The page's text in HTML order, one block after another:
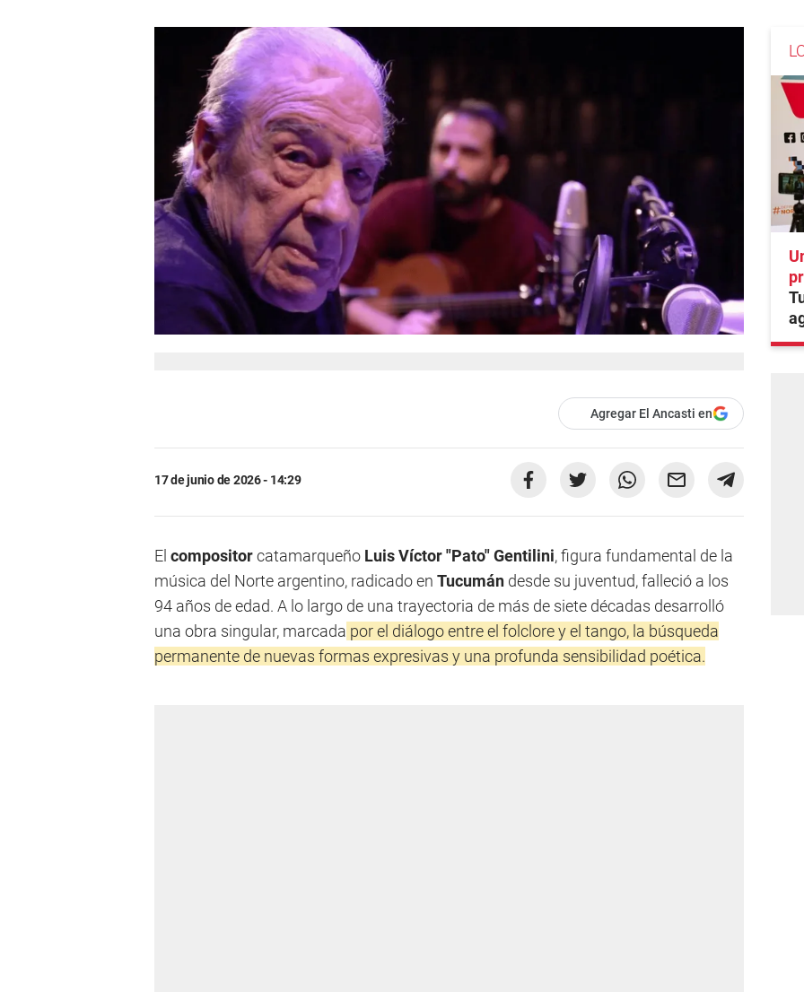
Agregar El Ancasti en
17 de junio de 2026 - 14:29
El compositorcatamarqueño Luis Víctor "Pato" Gentilini, figura fundamental de la
música del Norte argentino, radicado en Tucumán desde su juventud, falleció a los
94 años de edad. A lo largo de una trayectoria de más de siete décadas desarrolló
una obra singular, marcada por el diálogo entre el folclore y el tango, la búsqueda
permanente de nuevas formas expresivas y una profunda sensibilidad poética.